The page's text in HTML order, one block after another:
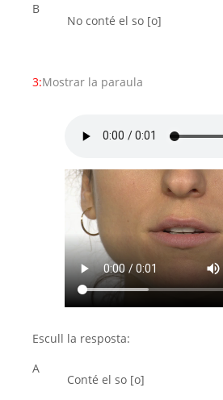
B
No conté el so [o]
3:Mostrar la paraula
Escull la resposta:
A
Conté el so [o]